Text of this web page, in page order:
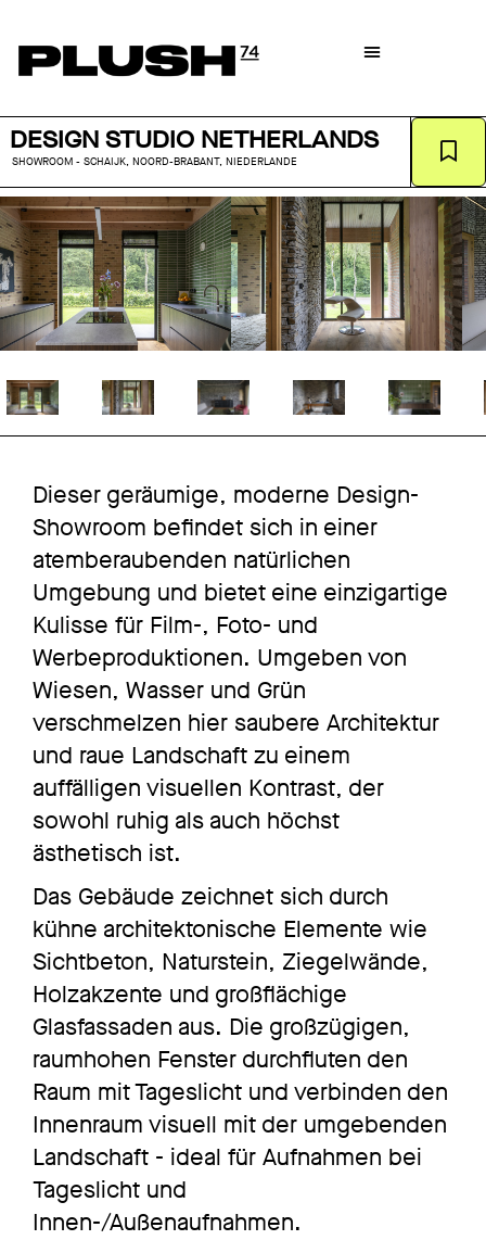
DESIGN STUDIO NETHERLANDS
SHOWROOM - SCHAIJK, NOORD-BRABANT, NIEDERLANDE
Dieser geräumige, moderne Design-
Showroom befindet sich in einer
atemberaubenden natürlichen
Umgebung und bietet eine einzigartige
Kulisse für Film-, Foto- und
Werbeproduktionen. Umgeben von
Wiesen, Wasser und Grün
verschmelzen hier saubere Architektur
und raue Landschaft zu einem
auffälligen visuellen Kontrast, der
sowohl ruhig als auch höchst
ästhetisch ist.
Das Gebäude zeichnet sich durch
kühne architektonische Elemente wie
Sichtbeton, Naturstein, Ziegelwände,
Holzakzente und großflächige
Glasfassaden aus. Die großzügigen,
raumhohen Fenster durchfluten den
Raum mit Tageslicht und verbinden den
Innenraum visuell mit der umgebenden
Landschaft - ideal für Aufnahmen bei
Tageslicht und
Innen-/Außenaufnahmen.